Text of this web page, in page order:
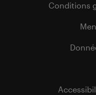
Conditions